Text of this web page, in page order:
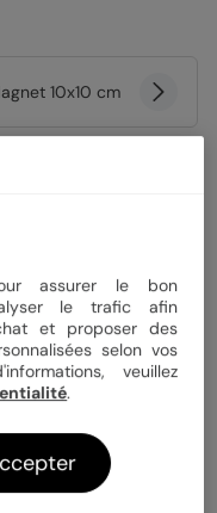
10x10 cm
assurer le bon
le trafic afin
et proposer des
selon vos
veuillez
.